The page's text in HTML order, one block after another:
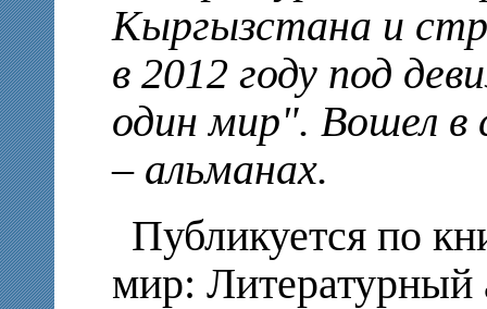
Кыргызстана и
в 2012 году под
один мир". Вошел в
– альманах.
Публикуется по
мир: Литературный